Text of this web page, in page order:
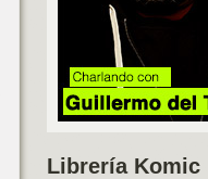
Librería Komic